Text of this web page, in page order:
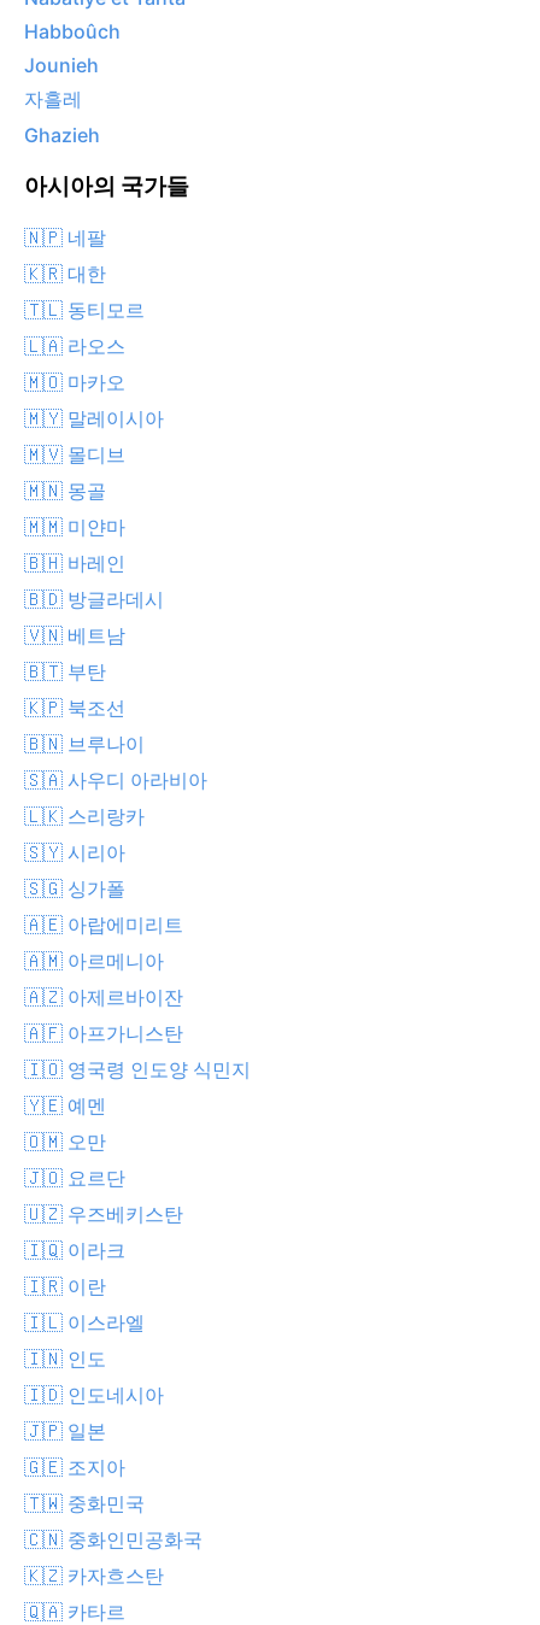
Habboûch
Jounieh
자흘레
Ghazieh
아시아의 국가들
🇳🇵 네팔
🇰🇷 대한
🇹🇱 동티모르
🇱🇦 라오스
🇲🇴 마카오
🇲🇾 말레이시아
🇲🇻 몰디브
🇲🇳 몽골
🇲🇲 미얀마
🇧🇭 바레인
🇧🇩 방글라데시
🇻🇳 베트남
🇧🇹 부탄
🇰🇵 북조선
🇧🇳 브루나이
🇸🇦 사우디 아라비아
🇱🇰 스리랑카
🇸🇾 시리아
🇸🇬 싱가폴
🇦🇪 아랍에미리트
🇦🇲 아르메니아
🇦🇿 아제르바이잔
🇦🇫 아프가니스탄
🇮🇴 영국령 인도양 식민지
🇾🇪 예멘
🇴🇲 오만
🇯🇴 요르단
🇺🇿 우즈베키스탄
🇮🇶 이라크
🇮🇷 이란
🇮🇱 이스라엘
🇮🇳 인도
🇮🇩 인도네시아
🇯🇵 일본
🇬🇪 조지아
🇹🇼 중화민국
🇨🇳 중화인민공화국
🇰🇿 카자흐스탄
🇶🇦 카타르